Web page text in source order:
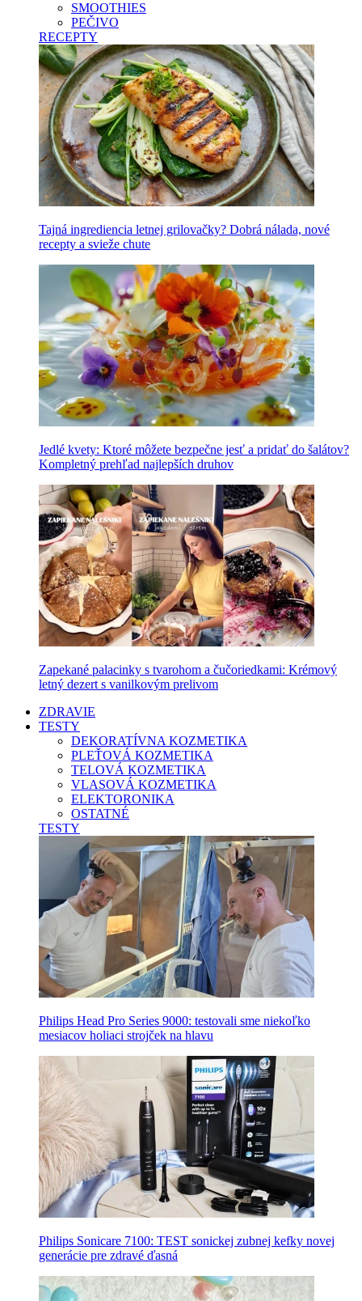
SMOOTHIES
PEČIVO
RECEPTY
Tajná ingrediencia letnej grilovačky? Dobrá nálada, nové
recepty a svieže chute
Jedlé kvety: Ktoré môžete bezpečne jesť a pridať do šalátov?
Kompletný prehľad najlepších druhov
Zapekané palacinky s tvarohom a čučoriedkami: Krémový
letný dezert s vanilkovým prelivom
ZDRAVIE
TESTY
DEKORATÍVNA KOZMETIKA
PLEŤOVÁ KOZMETIKA
TELOVÁ KOZMETIKA
VLASOVÁ KOZMETIKA
ELEKTORONIKA
OSTATNÉ
TESTY
Philips Head Pro Series 9000: testovali sme niekoľko
mesiacov holiaci strojček na hlavu
Philips Sonicare 7100: TEST sonickej zubnej kefky novej
generácie pre zdravé ďasná